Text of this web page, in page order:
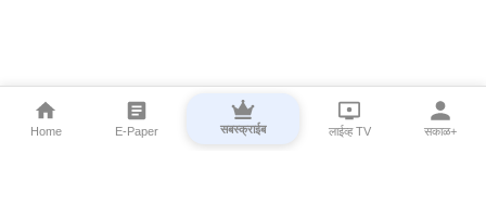
Home E-Paper सबस्क्राईब लाईव्ह TV सकाळ+